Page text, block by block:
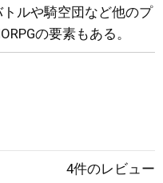
ルや騎空団など他のプ
の要素もある。
4件のレビュー